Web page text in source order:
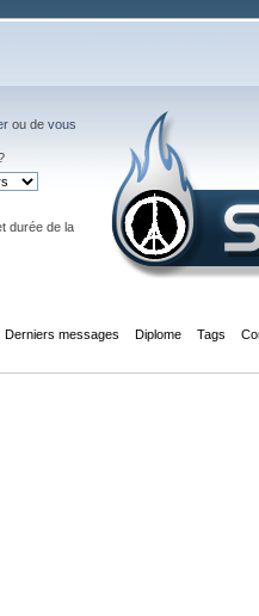
ou de vous
durée de la
Derniers messages Diplome Tags